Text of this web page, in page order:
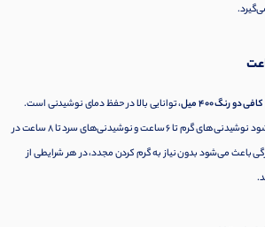
دو رنگ ۴۰۰ میل
، توانایی بالا در حفظ دمای نوشیدنی است.
عایق دوجداره‌ی استیل باعث می‌شود نوشیدنی‌های گرم تا ۶ ساعت و نوشیدنی‌های سرد تا ۸ ساعت در
باعث می‌شود بدون نیاز به گرم کردن مجدد، در هر شرایطی از